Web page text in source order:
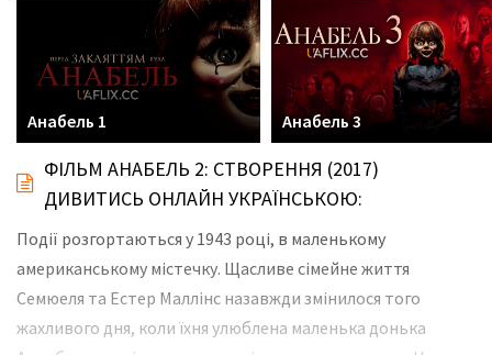
Анабель 1 Анабель 3
ФІЛЬМ АНАБЕЛЬ 2: СТВОРЕННЯ (2017)
ДИВИТИСЬ ОНЛАЙН УКРАЇНСЬКОЮ:
Події розгортаються у 1943 році, в маленькому
американському містечку. Щасливе сімейне життя
Семюеля та Естер Маллінс назавжди змінилося того
жахливого дня, коли їхня улюблена маленька донька